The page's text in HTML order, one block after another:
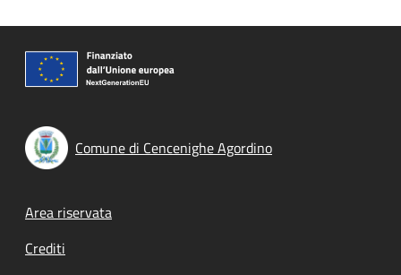
Comune di Cencenighe Agordino
Footer menu
Area riservata
Crediti